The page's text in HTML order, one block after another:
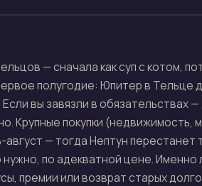
— сначала как суп с котом,
полугодие: Юпитер в Тельце
вы завязли в обязательствах
Крупные покупки (недвижимость,
— тогда Нептун перестанет
нужно, по адекватной цене. Именно
премии или возврат старых